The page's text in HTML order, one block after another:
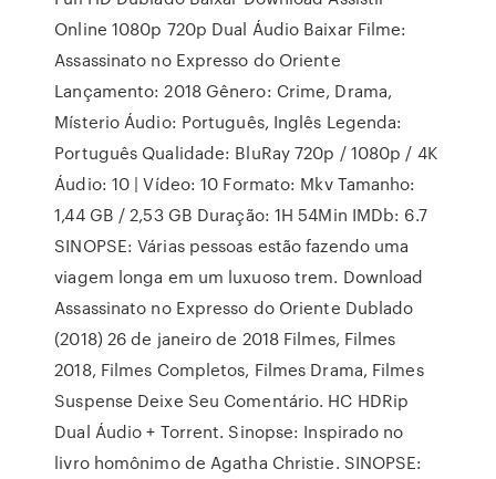
Online 1080p 720p Dual Áudio Baixar Filme:
Assassinato no Expresso do Oriente
Lançamento: 2018 Gênero: Crime, Drama,
Místerio Áudio: Português, Inglês Legenda:
Português Qualidade: BluRay 720p / 1080p / 4K
Áudio: 10 | Vídeo: 10 Formato: Mkv Tamanho:
1,44 GB / 2,53 GB Duração: 1H 54Min IMDb: 6.7
SINOPSE: Várias pessoas estão fazendo uma
viagem longa em um luxuoso trem. Download
Assassinato no Expresso do Oriente Dublado
(2018) 26 de janeiro de 2018 Filmes, Filmes
2018, Filmes Completos, Filmes Drama, Filmes
Suspense Deixe Seu Comentário. HC HDRip
Dual Áudio + Torrent. Sinopse: Inspirado no
livro homônimo de Agatha Christie. SINOPSE: